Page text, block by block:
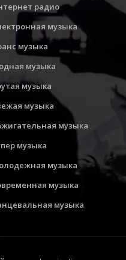
радио
музыка
музыка
музыка
музыка
музыка
музыка
музыка
музыка
музыка
музыка